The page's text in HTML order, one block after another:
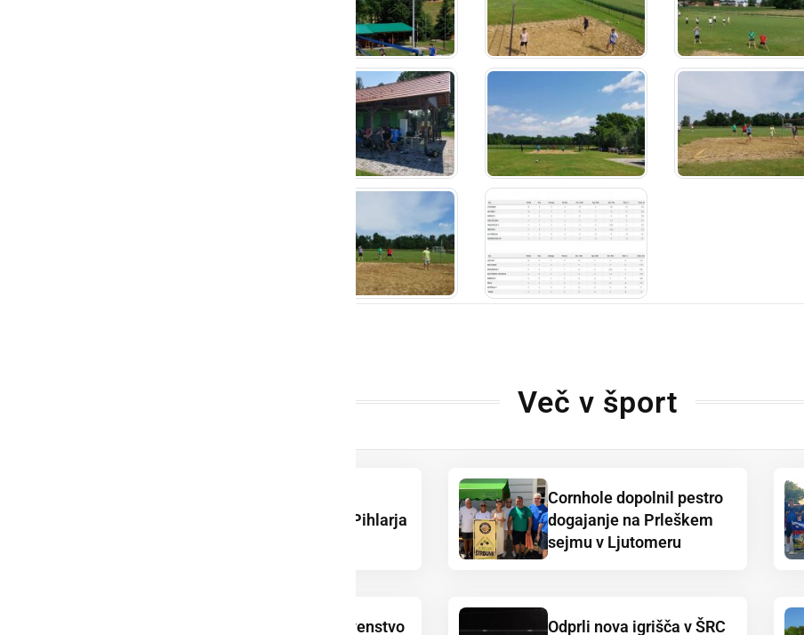
Več v šport
memorial Feliksa Pihlarja
Cornhole dopolnil pestro
dogajanje na Prleškem
sejmu v Ljutomeru
Zaključilo se je prvenstvo Odprli nova igrišča v ŠRC